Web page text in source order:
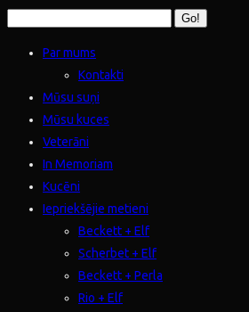
Par mums
Kontakti
Mūsu suņi
Mūsu kuces
Veterāni
In Memoriam
Kucēni
Iepriekšējie metieni
Beckett + Elf
Scherbet + Elf
Beckett + Perla
Rio + Elf